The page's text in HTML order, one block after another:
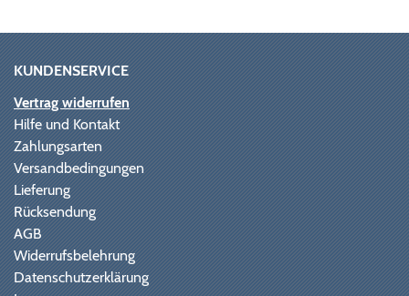
KUNDENSERVICE
Vertrag widerrufen
Hilfe und Kontakt
Zahlungsarten
Versandbedingungen
Lieferung
Rücksendung
AGB
Widerrufsbelehrung
Datenschutzerklärung